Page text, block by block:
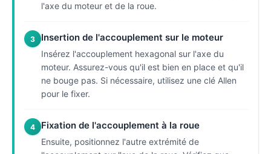
l'axe du moteur et de la roue.
3 Insertion de l'accouplement sur le moteur
Insérez l'accouplement hexagonal sur l'axe du
moteur. Assurez-vous qu'il est bien en place et qu'il
ne bouge pas. Si nécessaire, utilisez une clé Allen
pour le fixer.
4 Fixation de l'accouplement à la roue
Ensuite, positionnez l'autre extrémité de